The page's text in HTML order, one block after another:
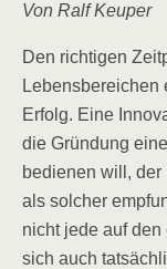
Von Ralf Keuper
Den richtigen
Lebensbereichen
Erfolg. Eine
die Gründung
bedienen will,
als solcher
nicht jede auf
sich auch